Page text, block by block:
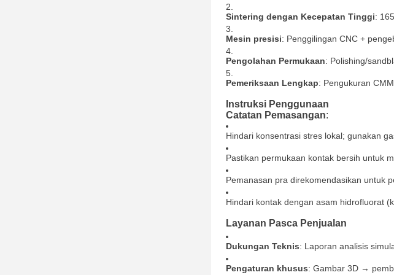
Sintering dengan Kecepatan Tinggi:
Mesin presisi: Penggilingan CNC +
Pengolahan Permukaan: Polishing/
Pemeriksaan Lengkap: Pengukuran
Instruksi Penggunaan
Catatan Pemasangan:
Hindari konsentrasi stres lokal; gunakan
Pastikan permukaan kontak bersih untuk
Pemanasan pra direkomendasikan untuk
Hindari kontak dengan asam hidrofluorat
Layanan Pasca Penjualan
Dukungan Teknis: Laporan analisis
Pengaturan khusus: Gambar 3D →